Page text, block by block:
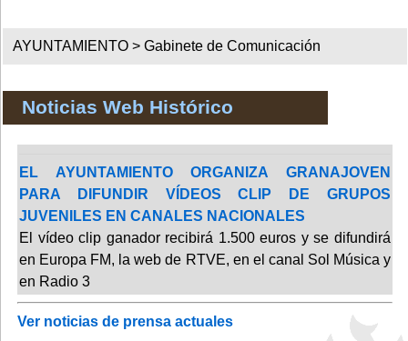
AYUNTAMIENTO >Gabinete de Comunicación
Noticias Web Histórico
EL AYUNTAMIENTO ORGANIZA GRANAJOVEN
PARA DIFUNDIR VÍDEOS CLIP DE GRUPOS
JUVENILES EN CANALES NACIONALES
El vídeo clip ganador recibirá 1.500 euros y se difundirá
en Europa FM, la web de RTVE, en el canal Sol Música y
en Radio 3
Ver noticias de prensa actuales